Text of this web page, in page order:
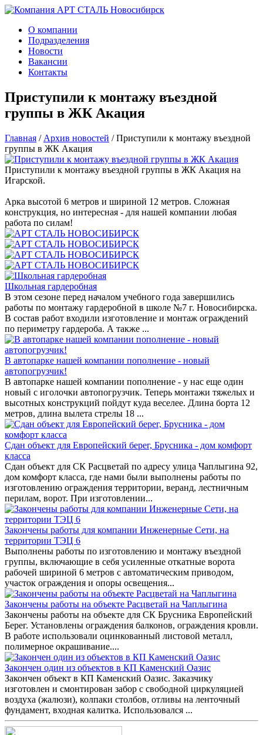
О компании
Подразделения
Новости
Вакансии
Контакты
Приступили к монтажу въездной
группы в ЖК Акация
Главная / Архив новостей /Приступили к монтажу въездной
группы в ЖК Акация
Приступили к монтажу въездной группы в ЖК Акация на
Игарской.
Арка высотой 6 метров и шириной 12 метров. Сложная
конструкция, но интересная - для нашей компании любая
работа по силам!
Школьная гардеробная
В этом сезоне перед началом учебного года завершились
работы по монтажу гардеробной в школе №7 г. Новосибирска.
В состав работ входили изготовление и монтаж ограждений
по периметру гардероба. А также ...
В автопарке нашей компании пополнение - новый
автопогрузчик!
В автопарке нашей компании пополнение - у нас еще один
новый с иголочки автопогрузчик. Теперь монтажи тяжелых и
высотных конструкций пойдут куда веселее. Длина борта 12
метров, длина вылета стрелы 18 ...
Сдан объект для Европейский берег, Брусника - дом комфорт
класса
Сдан объект для СК Расцветай по адресу улица Чаплыгина 92,
дом комфорт класса, где нами были выполнены работы по
изготовлению ограждения территории, веранд, лестничным
перилам, ворот. При изготовлении...
Закончены работы для компании Инженерные Сети, на
территории ТЭЦ 6
Выполнены работы по изготовлению и монтажу въездной
группы, включающие в себя усиленные откатные ворота
рабочей шириной 6 метров с автоматическим приводом,
участок ограждения и опоры освещения...
Закончены работы на объекте Расцветай на Чаплыгина
Закончены работы на объекте для СК Брусника Европейский
Берег. Установлены ограждения балконов, ограждения кровли.
В работе использовали оцинкованный листовой металл,
полимерное окрашивание....
Закончен один из объектов в КП Каменский Оазис
Закончен объект в КП Каменский Оазис. Заказчику
изготовлен и смонтирован забор с свободной циркуляцией
воздуха (жалюзи), колпаки столбов, отливы на ленточный
фундамент, входная калитка. Использовался ...